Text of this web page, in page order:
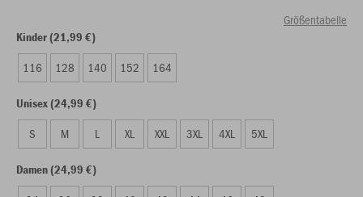
Größentabelle
Kinder (21,99 €)
116 128 140 152 164
Unisex (24,99 €)
S M L XL XXL 3XL 4XL 5XL
Damen (24,99 €)